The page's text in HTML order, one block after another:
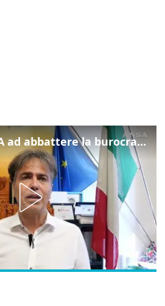
La fibra aiuta l'IA ad abbattere la burocrazia, progetto pilota in Veneto